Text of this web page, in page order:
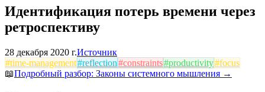
Идентификация потерь времени через
ретроспективу
28 декабря 2020 г.Источник
#time-management#reflection#constraints#productivity#focus
📖Подробный разбор: Законы системного мышления →